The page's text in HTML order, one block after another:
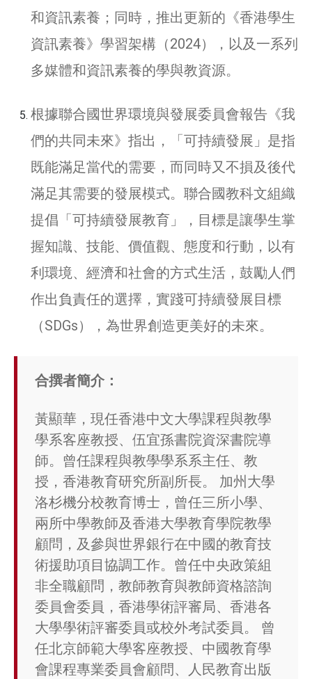
和資訊素養；同時，推出更新的《香港學生
資訊素養》學習架構（2024），以及一系列
多媒體和資訊素養的學與教資源。
根據聯合國世界環境與發展委員會報告《我
們的共同未來》指出，「可持續發展」是指
既能滿足當代的需要，而同時又不損及後代
滿足其需要的發展模式。聯合國教科文組織
提倡「可持續發展教育」，目標是讓學生掌
握知識、技能、價值觀、態度和行動，以有
利環境、經濟和社會的方式生活，鼓勵人們
作出負責任的選擇，實踐可持續發展目標
（SDGs），為世界創造更美好的未來。
合撰者簡介：
黃顯華，現任香港中文大學課程與教學
學系客座教授、伍宜孫書院資深書院導
師。曾任課程與教學學系系主任、教
授，香港教育研究所副所長。 加州大學
洛杉機分校教育博士，曾任三所小學、
兩所中學教師及香港大學教育學院教學
顧問，及參與世界銀行在中國的教育技
術援助項目協調工作。曾任中央政策組
非全職顧問，教師教育與教師資格諮詢
委員會委員，香港學術評審局、香港各
大學學術評審委員或校外考試委員。 曾
任北京師範大學客座教授、中國教育學
會課程專業委員會顧問、人民教育出版